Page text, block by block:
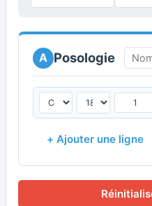
A Posologie
+ Ajouter une ligne